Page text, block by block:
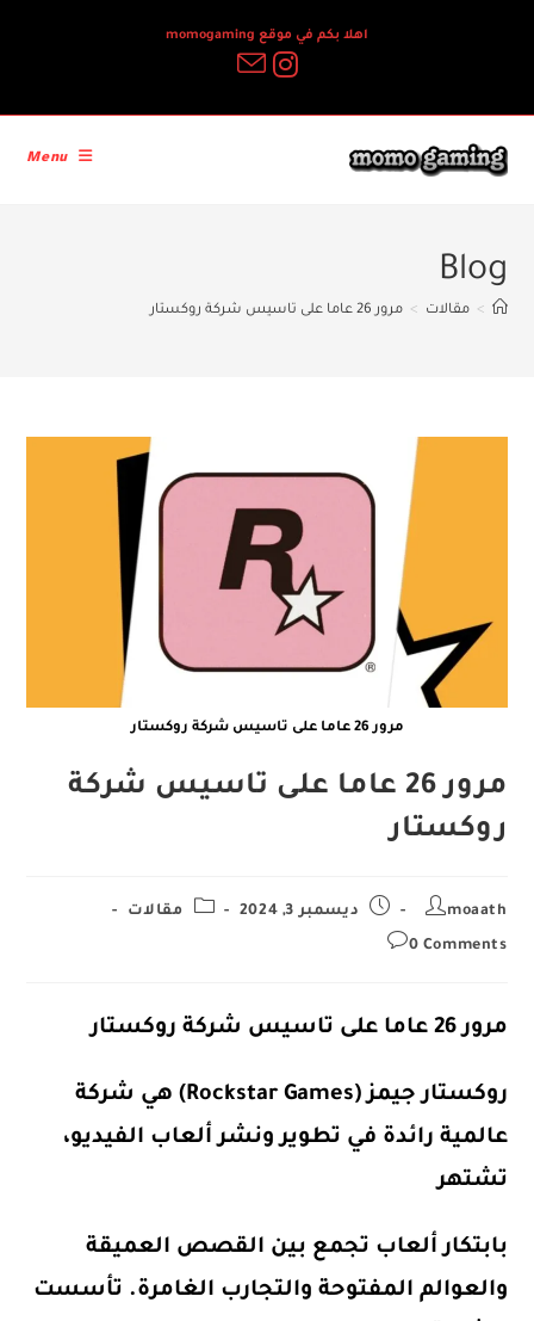
اهلا بكم في موقع momogaming
Menu
Blog
> مقالات > مرور 26 عاما على تاسيس شركة روكستار
مرور 26 عاما على تاسيس شركة روكستار
مرور 26 عاما على تاسيس شركة
روكستار
Post
moaath
Post ديسمبر 3, 2024
Post مقالات
Post
0 Comments
مرور 26 عاما على تاسيس شركة روكستار
روكستار جيمز (Rockstar Games)
هي شركة
عالمية رائدة في تطوير ونشر ألعاب الفيديو،
تشتهر
بابتكار ألعاب تجمع بين القصص العميقة
والعوالم المفتوحة والتجارب الغامرة. تأسست